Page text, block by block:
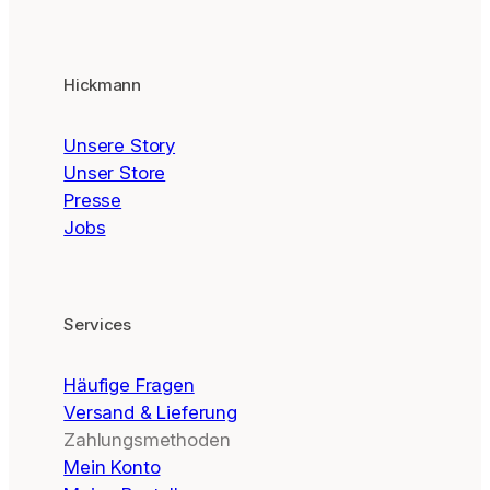
Hickmann
Unsere Story
Unser Store
Presse
Jobs
Services
Häufige Fragen
Versand & Lieferung
Zahlungsmethoden
Mein Konto